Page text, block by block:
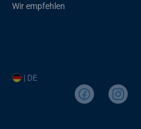
Wir empfehlen
| DE